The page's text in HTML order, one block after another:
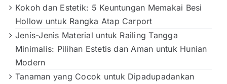
Kokoh dan Estetik: 5 Keuntungan Memakai Besi
Hollow untuk Rangka Atap Carport
Jenis-Jenis Material untuk Railing Tangga
Minimalis: Pilihan Estetis dan Aman untuk Hunian
Modern
Tanaman yang Cocok untuk Dipadupadankan